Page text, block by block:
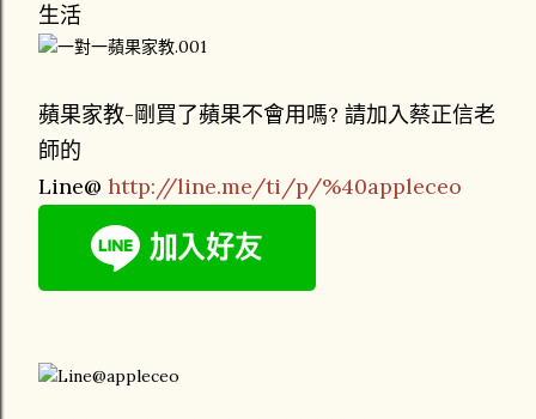
生活
蘋果家教-剛買了蘋果不會用嗎? 請加入蔡正信老
師的
Line@ http://line.me/ti/p/%40appleceo